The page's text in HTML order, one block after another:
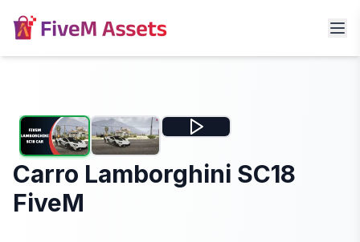
Carro Lamborghini SC18
FiveM